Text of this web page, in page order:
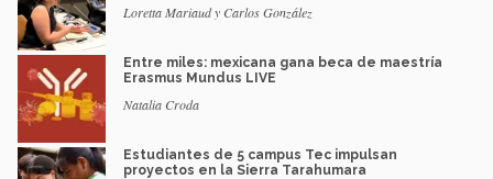
Loretta Mariaud y Carlos González
Entre miles: mexicana gana beca de maestría
Erasmus Mundus LIVE
Natalia Croda
Estudiantes de 5 campus Tec impulsan
proyectos en la Sierra Tarahumara